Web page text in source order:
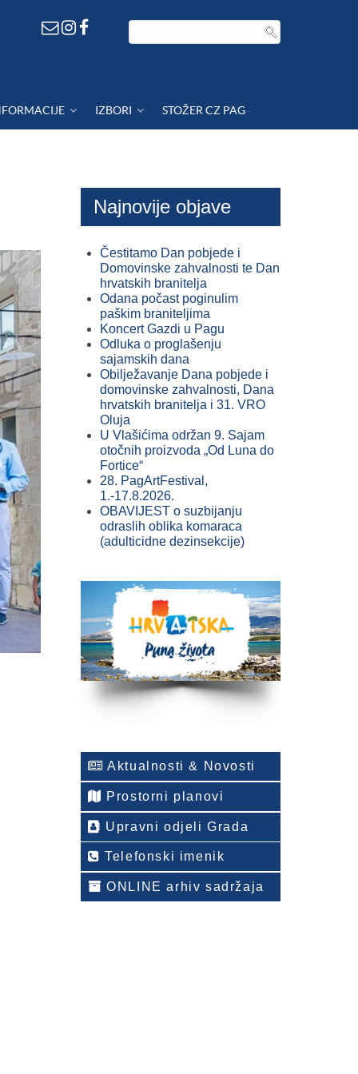
IZBORI STOŽER CZ PAG
Najnovije objave
Čestitamo Dan pobjede i
Domovinske zahvalnosti te Dan
hrvatskih branitelja
Odana počast poginulim
paškim braniteljima
Koncert Gazdi u Pagu
Odluka o proglašenju
sajamskih dana
Obilježavanje Dana pobjede i
domovinske zahvalnosti, Dana
hrvatskih branitelja i 31. VRO
Oluja
U Vlašićima održan 9. Sajam
otočnih proizvoda „Od Luna do
Fortice“
28. PagArtFestival,
1.-17.8.2026.
OBAVIJEST o suzbijanju
odraslih oblika komaraca
(adulticidne dezinsekcije)
Aktualnosti & Novosti
Prostorni planovi
Upravni odjeli Grada
Telefonski imenik
ONLINE arhiv sadržaja